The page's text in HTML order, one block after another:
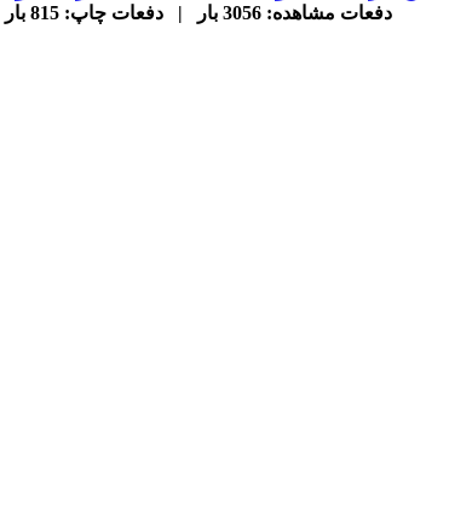
دفعات مشاهده: 3056 بار | دفعات چاپ: 815 بار | دفعات ارسال به دیگران: 0 بار |